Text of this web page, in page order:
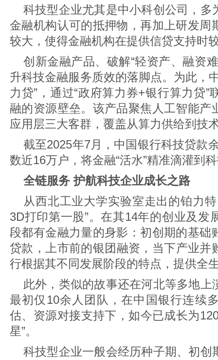
科技型企业尤其是中小科创公司，多
金融机构认可的抵押物，再加上研发周
较大，使得金融机构在提供信贷支持时
创新金融产品、破解“轻资产、融资
升科技金融服务质效的落脚点。为此，
力贷”，通过“政府算力券+银行算力贷
融的资源壁垒。该产品聚焦人工智能产
应用层三大客群，覆盖从算力供给到技
截至2025年7月，中国银行科技贷款
数近16万户，将金融“活水”精准滴灌到
全链服务 护航科技企业成长之路
从西北工业大学实验室走出的铂力
3D打印第一股”。在其14年的创业及发
段都有金融力量的身影：初创期的基础
贷款，上市前的银团融资，当下产业
行根据其不同发展阶段的特点，提供全
此外，类似的故事还在河北等多地上
最初仅10余人团队，在中国银行连续
估、资源对接支持下，如今已成长为
星”。
科技型企业一般会经历种子期、初创